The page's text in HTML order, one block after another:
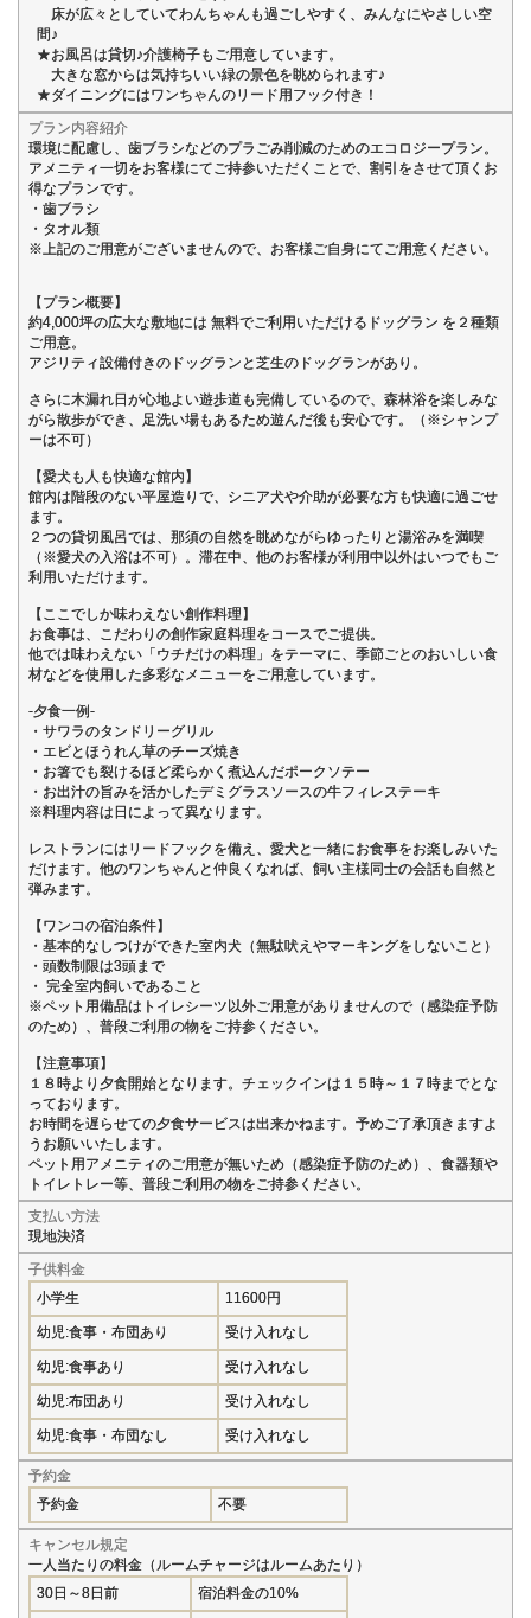
床が広々としていてわんちゃんも過ごしやすく、みんなにやさしい空
間♪
★お風呂は貸切♪介護椅子もご用意しています。
大きな窓からは気持ちいい緑の景色を眺められます♪
★ダイニングにはワンちゃんのリード用フック付き！
プラン内容紹介
環境に配慮し、歯ブラシなどのプラごみ削減のためのエコロジープラン。
アメニティ一切をお客様にてご持参いただくことで、割引をさせて頂くお
得なプランです。
・歯ブラシ
・タオル類
※上記のご用意がございませんので、お客様ご自身にてご用意ください。
【プラン概要】
約4,000坪の広大な敷地には 無料でご利用いただけるドッグラン を２種類
ご用意。
アジリティ設備付きのドッグランと芝生のドッグランがあり。
さらに木漏れ日が心地よい遊歩道も完備しているので、森林浴を楽しみな
がら散歩ができ、足洗い場もあるため遊んだ後も安心です。（※シャンプ
ーは不可）
【愛犬も人も快適な館内】
館内は階段のない平屋造りで、シニア犬や介助が必要な方も快適に過ごせ
ます。
２つの貸切風呂では、那須の自然を眺めながらゆったりと湯浴みを満喫
（※愛犬の入浴は不可）。滞在中、他のお客様が利用中以外はいつでもご
利用いただけます。
【ここでしか味わえない創作料理】
お食事は、こだわりの創作家庭料理をコースでご提供。
他では味わえない「ウチだけの料理」をテーマに、季節ごとのおいしい食
材などを使用した多彩なメニューをご用意しています。
-夕食一例-
・サワラのタンドリーグリル
・エビとほうれん草のチーズ焼き
・お箸でも裂けるほど柔らかく煮込んだポークソテー
・お出汁の旨みを活かしたデミグラスソースの牛フィレステーキ
※料理内容は日によって異なります。
レストランにはリードフックを備え、愛犬と一緒にお食事をお楽しみいた
だけます。他のワンちゃんと仲良くなれば、飼い主様同士の会話も自然と
弾みます。
【ワンコの宿泊条件】
・基本的なしつけができた室内犬（無駄吠えやマーキングをしないこと）
・頭数制限は3頭まで
・ 完全室内飼いであること
※ペット用備品はトイレシーツ以外ご用意がありませんので（感染症予防
のため）、普段ご利用の物をご持参ください。
【注意事項】
１８時より夕食開始となります。チェックインは１５時～１７時までとな
っております。
お時間を遅らせての夕食サービスは出来かねます。予めご了承頂きますよ
うお願いいたします。
ペット用アメニティのご用意が無いため（感染症予防のため）、食器類や
トイレトレー等、普段ご利用の物をご持参ください。
支払い方法
現地決済
子供料金
小学生
11600円
幼児:食事・布団あり 受け入れなし
幼児:食事あり 受け入れなし
幼児:布団あり 受け入れなし
幼児:食事・布団なし 受け入れなし
予約金
予約金
不要
キャンセル規定
一人当たりの料金（ルームチャージはルームあたり）
30日～8日前
宿泊料金の10%